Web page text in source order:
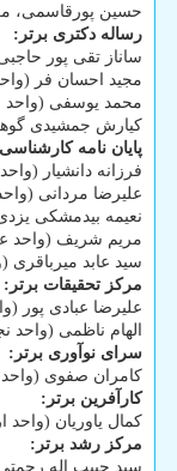
حسین پورقاسمی،
رساله دکتری برتر:
ساناز تقی پور
مجید احسان فر
محمد یوسفی (واحد
کیارش جمشیدی
پایان نامه
فرزانه دانشیار
علیرضا مردانی
نعیمه بیدمشکی
مریم شریف (واحد
سید عابد میرباقری
مرکز تحقیقات برتر:
علیرضا عبادی پور
الهام ناظمی (واحد
سرای نوآوری برتر:
کامران صفوی
کارآفرین برتر:
کمال یاوریان (واحد
مرکز رشد برتر:
سید حبیب اله